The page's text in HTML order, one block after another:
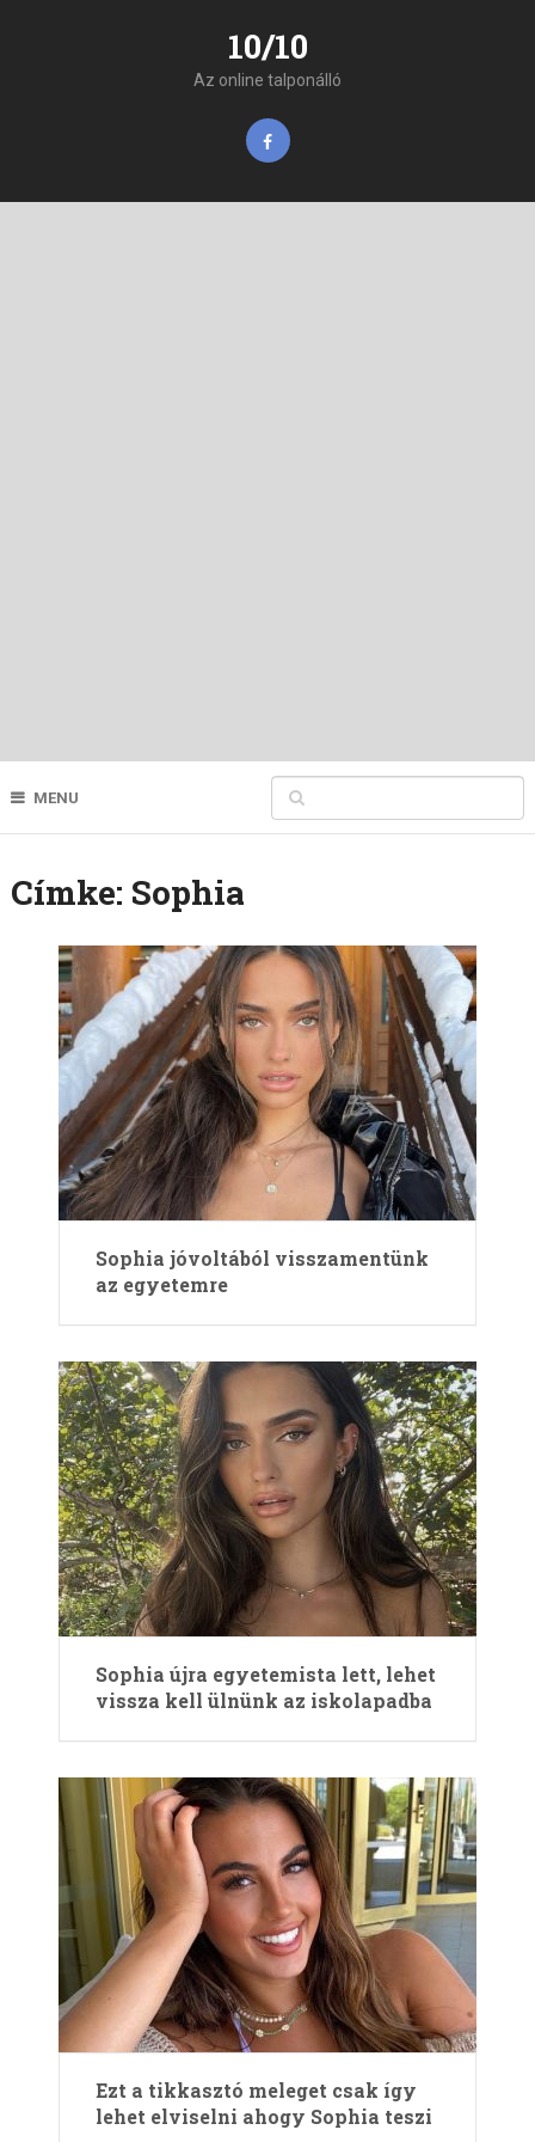
10/10
Az online talponálló
MENU
Címke: Sophia
Sophia jóvoltából visszamentünk
az egyetemre
Sophia újra egyetemista lett, lehet
vissza kell ülnünk az iskolapadba
Ezt a tikkasztó meleget csak így
lehet elviselni ahogy Sophia teszi